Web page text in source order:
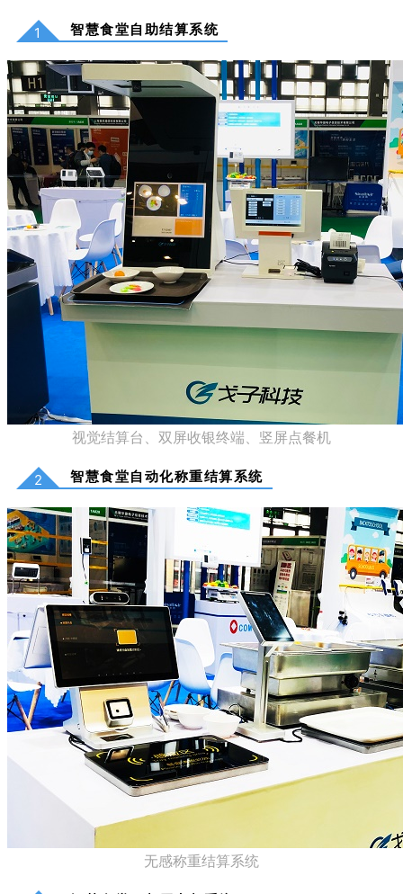
1 智慧食堂自助结算系统
视觉结算台、双屏收银终端、竖屏点餐机
2 智慧食堂自动化称重结算系统
无感称重结算系统